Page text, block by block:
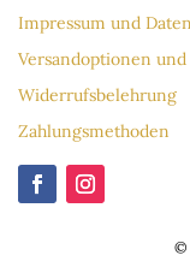
Impressum und
Versandoptionen
Widerrufsbelehrung
Zahlungsmethoden
©